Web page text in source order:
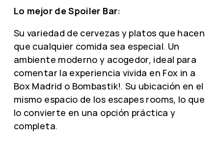
Lo mejor de Spoiler Bar:
Su variedad de cervezas y platos que hacen
que cualquier comida sea especial. Un
ambiente moderno y acogedor, ideal para
comentar la experiencia vivida en Fox in a
Box Madrid o Bombastik!. Su ubicación en el
mismo espacio de los escapes rooms, lo que
lo convierte en una opción práctica y
completa.